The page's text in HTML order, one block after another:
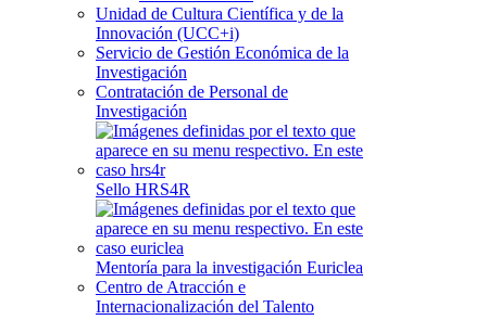
Unidad de Cultura Científica y de la
Innovación (UCC+i)
Servicio de Gestión Económica de la
Investigación
Contratación de Personal de
Investigación
Sello HRS4R
Mentoría para la investigación Euriclea
Centro de Atracción e
Internacionalización del Talento